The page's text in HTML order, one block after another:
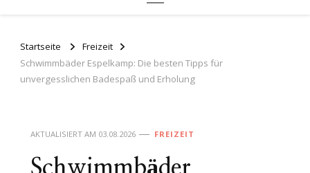
Startseite
Freizeit
Schwimmbäder Espelkamp: Die besten Tipps für
unvergesslichen Badespaß und Erholung
AKTUALISIERT AM 03.08.2026 FREIZEIT
Schwimmbäder